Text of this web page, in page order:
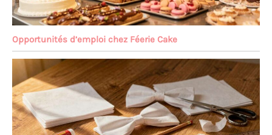
Opportunités d’emploi chez Féerie Cake